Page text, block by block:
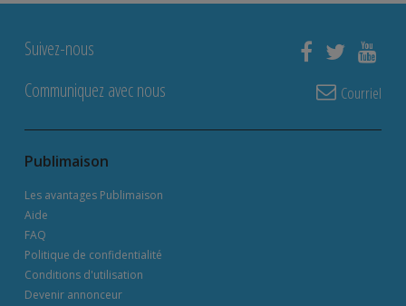
Suivez-nous
Communiquez avec nous
Courriel
Publimaison
Les avantages Publimaison
Aide
FAQ
Politique de confidentialité
Conditions d'utilisation
Devenir annonceur